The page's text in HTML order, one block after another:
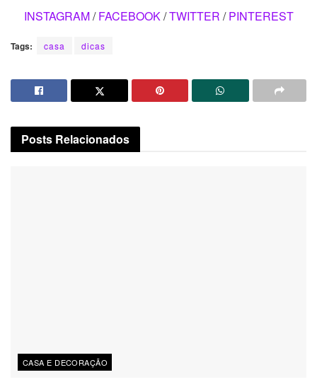
INSTAGRAM/FACEBOOK/TWITTER /PINTEREST
Tags: casa dicas
Posts Relacionados
CASA E DECORAÇÃO